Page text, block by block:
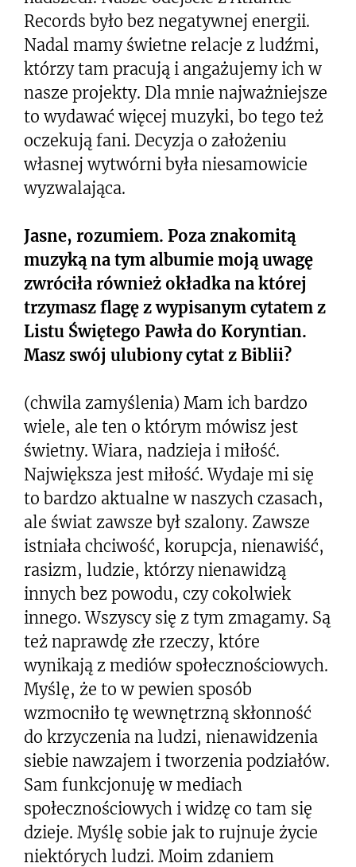
Records było bez negatywnej energii.
Nadal mamy świetne relacje z ludźmi,
którzy tam pracują i angażujemy ich w
nasze projekty. Dla mnie najważniejsze
to wydawać więcej muzyki, bo tego też
oczekują fani. Decyzja o założeniu
własnej wytwórni była niesamowicie
wyzwalająca.
Jasne, rozumiem. Poza znakomitą
muzyką na tym albumie moją uwagę
zwróciła również okładka na której
trzymasz flagę z wypisanym cytatem z
Listu Świętego Pawła do Koryntian.
Masz swój ulubiony cytat z Biblii?
(chwila zamyślenia) Mam ich bardzo
wiele, ale ten o którym mówisz jest
świetny. Wiara, nadzieja i miłość.
Największa jest miłość. Wydaje mi się
to bardzo aktualne w naszych czasach,
ale świat zawsze był szalony. Zawsze
istniała chciwość, korupcja, nienawiść,
rasizm, ludzie, którzy nienawidzą
innych bez powodu, czy cokolwiek
innego. Wszyscy się z tym zmagamy. Są
też naprawdę złe rzeczy, które
wynikają z mediów społecznościowych.
Myślę, że to w pewien sposób
wzmocniło tę wewnętrzną skłonność
do krzyczenia na ludzi, nienawidzenia
siebie nawzajem i tworzenia podziałów.
Sam funkcjonuję w mediach
społecznościowych i widzę co tam się
dzieje. Myślę sobie jak to rujnuje życie
niektórych ludzi. Moim zdaniem